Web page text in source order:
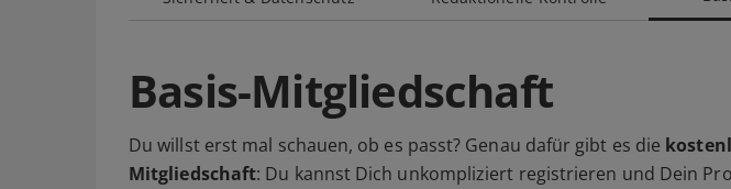
Basis-Mitgliedschaft
Du willst erst mal schauen, ob es passt? Genau dafür gibt es die
Mitgliedschaft: Du kannst Dich unkompliziert registrieren und Dein